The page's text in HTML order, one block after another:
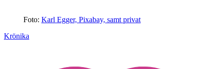
Foto: Karl Egger, Pixabay, samt privat
Krönika